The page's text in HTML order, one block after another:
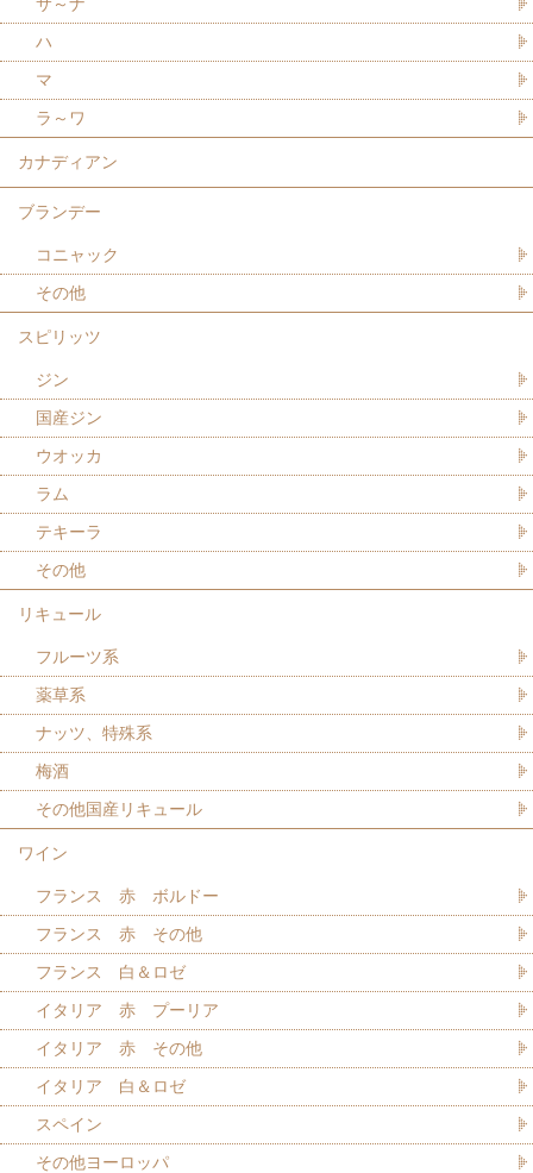
ハ
マ
ラ～ワ
カナディアン
ブランデー
コニャック
その他
スピリッツ
ジン
国産ジン
ウオッカ
ラム
テキーラ
その他
リキュール
フルーツ系
薬草系
ナッツ、特殊系
梅酒
その他国産リキュール
ワイン
フランス 赤 ボルドー
フランス 赤 その他
フランス 白＆ロゼ
イタリア 赤 プーリア
イタリア 赤 その他
イタリア 白＆ロゼ
スペイン
その他ヨーロッパ